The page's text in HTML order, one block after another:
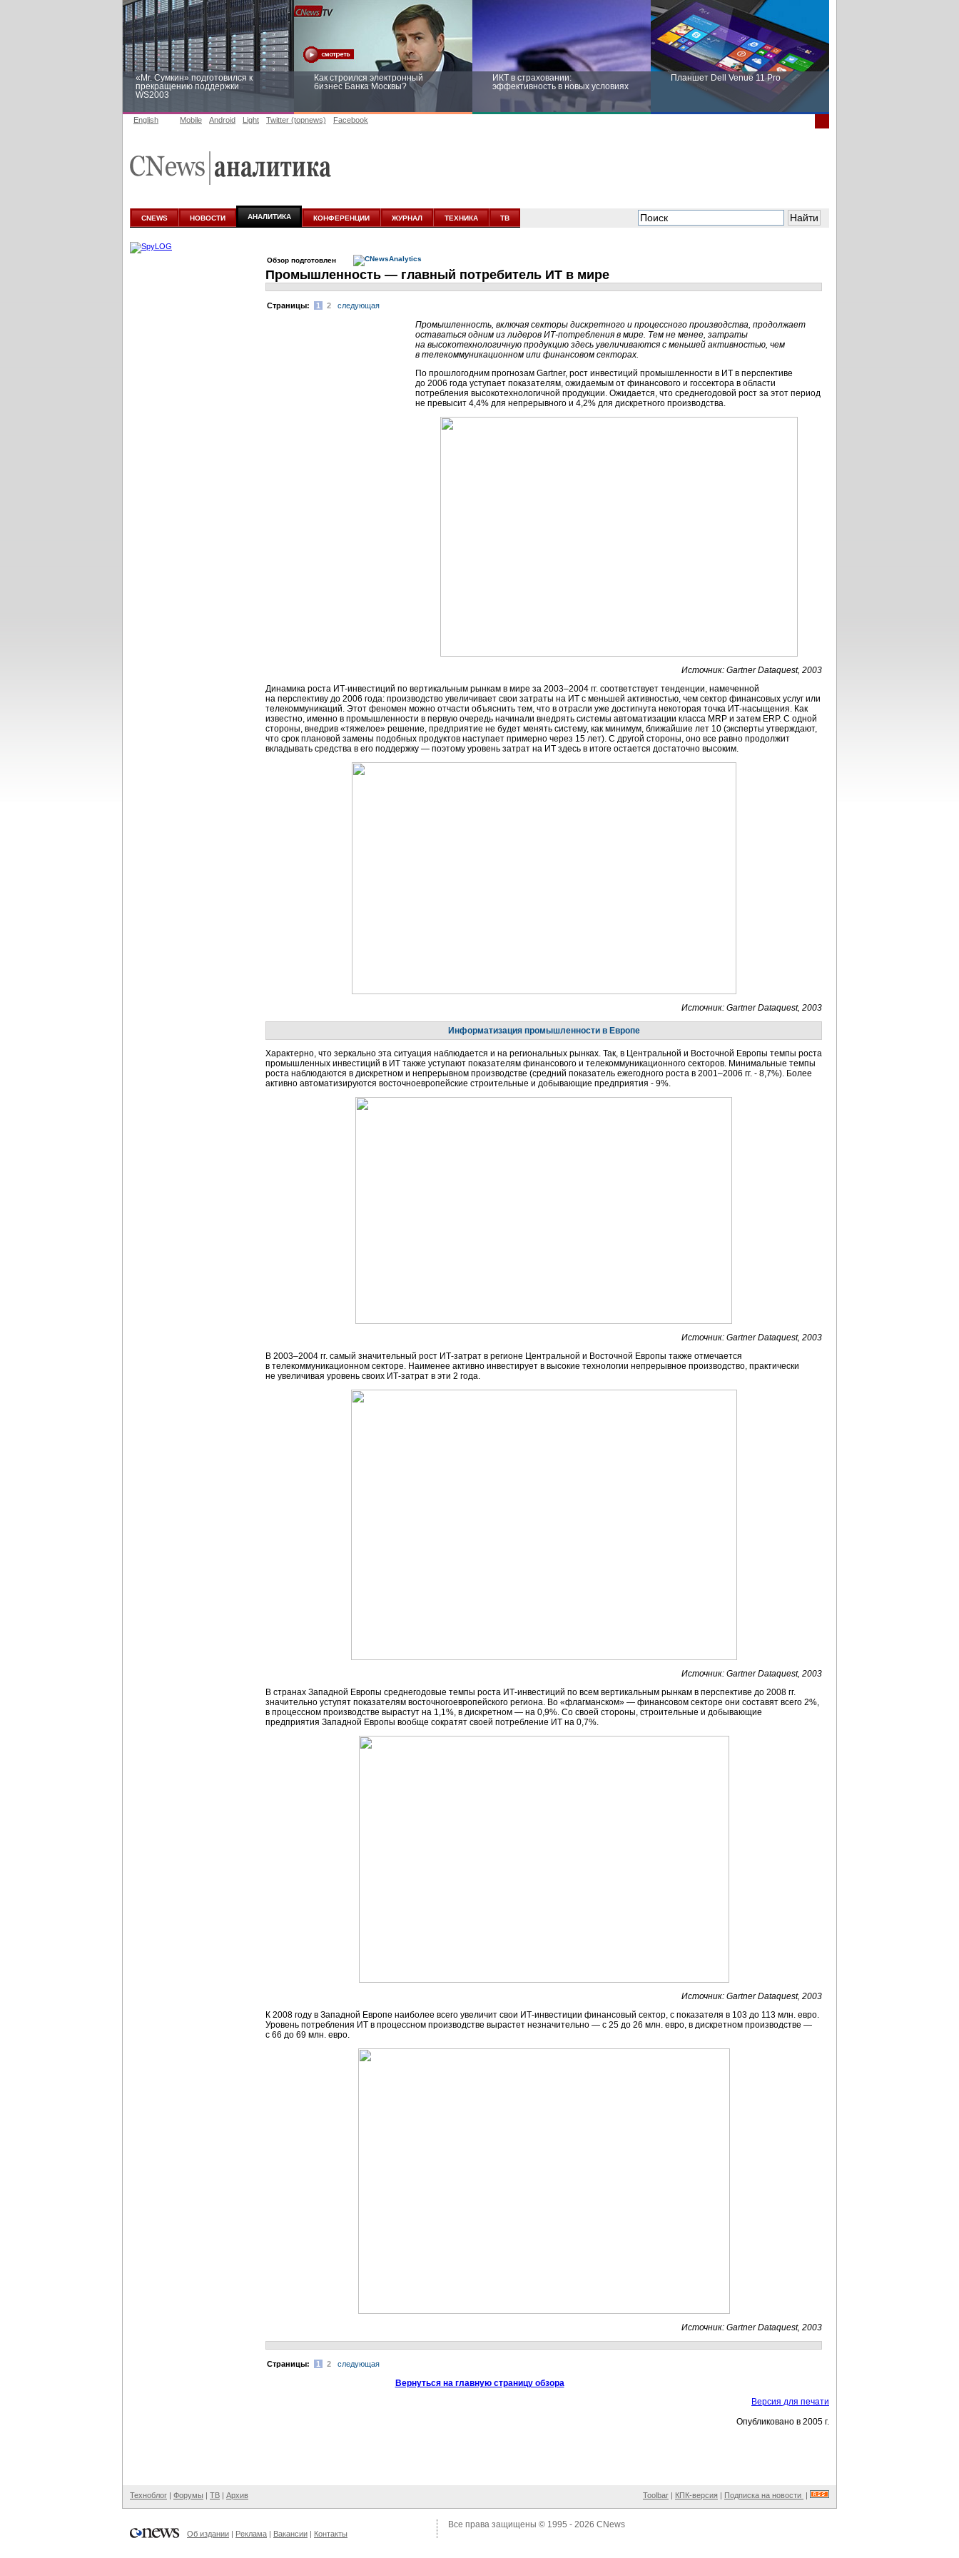
«Mr. Сумкин» подготовился к
прекращению поддержки
WS2003
Как строился электронный
бизнес Банка Москвы?
ИКТ в страховании:
эффективность в новых условиях
Планшет Dell Venue 11 Pro
аналитике
новых условиях
English Mobile Android Light Twitter (topnews) Facebook
CNEWS НОВОСТИ АНАЛИТИКА КОНФЕРЕНЦИИ ЖУРНАЛ ТЕХНИКА ТВ
Обзор подготовлен
Промышленность — главный потребитель ИТ в мире
Cтраницы: 1 2 следующая
Промышленность, включая секторы дискретного и процессного производства, продолжает
оставаться одним из лидеров ИТ-потребления в мире. Тем не менее, затраты
на высокотехнологичную продукцию здесь увеличиваются с меньшей активностью, чем
в телекоммуникационном или финансовом секторах.
По прошлогодним прогнозам Gartner, рост инвестиций промышленности в ИТ в перспективе
до 2006 года уступает показателям, ожидаемым от финансового и госсектора в области
потребления высокотехнологичной продукции. Ожидается, что среднегодовой рост за этот период
не превысит 4,4% для непрерывного и 4,2% для дискретного производства.
Источник: Gartner Dataquest, 2003
Динамика роста ИТ-инвестиций по вертикальным рынкам в мире за 2003–2004 гг. соответствует тенденции, намеченной
на перспективу до 2006 года: производство увеличивает свои затраты на ИТ с меньшей активностью, чем сектор финансовых услуг или
телекоммуникаций. Этот феномен можно отчасти объяснить тем, что в отрасли уже достигнута некоторая точка ИТ-насыщения. Как
известно, именно в промышленности в первую очередь начинали внедрять системы автоматизации класса MRP и затем ERP. С одной
стороны, внедрив «тяжелое» решение, предприятие не будет менять систему, как минимум, ближайшие лет 10 (эксперты утверждают,
что срок плановой замены подобных продуктов наступает примерно через 15 лет). С другой стороны, оно все равно продолжит
вкладывать средства в его поддержку — поэтому уровень затрат на ИТ здесь в итоге остается достаточно высоким.
Источник: Gartner Dataquest, 2003
Информатизация промышленности в Европе
Характерно, что зеркально эта ситуация наблюдается и на региональных рынках. Так, в Центральной и Восточной Европы темпы роста
промышленных инвестиций в ИТ также уступают показателям финансового и телекоммуникационного секторов. Минимальные темпы
роста наблюдаются в дискретном и непрерывном производстве (средний показатель ежегодного роста в 2001–2006 гг. - 8,7%). Более
активно автоматизируются восточноевропейские строительные и добывающие предприятия - 9%.
Источник: Gartner Dataquest, 2003
В 2003–2004 гг. самый значительный рост ИТ-затрат в регионе Центральной и Восточной Европы также отмечается
в телекоммуникационном секторе. Наименее активно инвестирует в высокие технологии непрерывное производство, практически
не увеличивая уровень своих ИТ-затрат в эти 2 года.
Источник: Gartner Dataquest, 2003
В странах Западной Европы среднегодовые темпы роста ИТ-инвестиций по всем вертикальным рынкам в перспективе до 2008 гг.
значительно уступят показателям восточногоевропейского региона. Во «флагманском» — финансовом секторе они составят всего 2%,
в процессном производстве вырастут на 1,1%, в дискретном — на 0,9%. Со своей стороны, строительные и добывающие
предприятия Западной Европы вообще сократят своей потребление ИТ на 0,7%.
Источник: Gartner Dataquest, 2003
К 2008 году в Западной Европе наиболее всего увеличит свои ИТ-инвестиции финансовый сектор, с показателя в 103 до 113 млн. евро.
Уровень потребления ИТ в процессном производстве вырастет незначительно — с 25 до 26 млн. евро, в дискретном производстве —
с 66 до 69 млн. евро.
Источник: Gartner Dataquest, 2003
Cтраницы: 1 2 следующая
Вернуться на главную страницу обзора
Версия для печати
Опубликовано в 2005 г.
Техноблог | Форумы | ТВ | Архив Toolbar | КПК-версия | Подписка на новости |
Об издании | Реклама | Вакансии | Контакты
Все права защищены © 1995 - 2026 CNews